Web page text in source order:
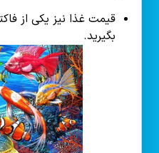
قیمت غذا نیز یکی از
بگیرید.